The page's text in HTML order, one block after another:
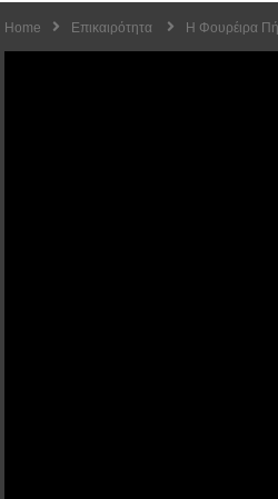
Home Επικαιρότητα H Φουρέιρα